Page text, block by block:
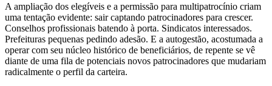
A ampliação dos elegíveis e a permissão para multipatrocínio criam
uma tentação evidente: sair captando patrocinadores para crescer.
Conselhos profissionais batendo à porta. Sindicatos interessados.
Prefeituras pequenas pedindo adesão. E a autogestão, acostumada a
operar com seu núcleo histórico de beneficiários, de repente se vê
diante de uma fila de potenciais novos patrocinadores que mudariam
radicalmente o perfil da carteira.